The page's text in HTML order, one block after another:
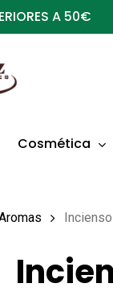
A 50€
Cosmética